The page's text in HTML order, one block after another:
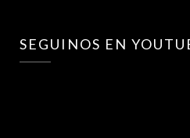
SEGUINOS EN